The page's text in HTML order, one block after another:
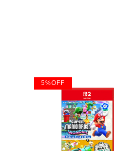
5%OFF